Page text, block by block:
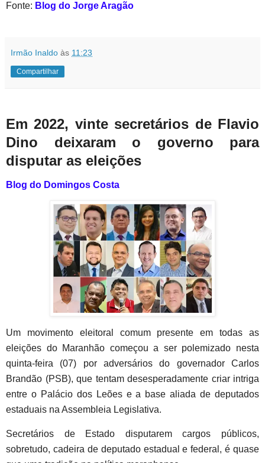
Fonte: Blog do Jorge Aragão
Irmão Inaldo às 11:23
Compartilhar
Em 2022, vinte secretários de Flavio
Dino deixaram o governo para
disputar as eleições
Blog do Domingos Costa
Um movimento eleitoral comum presente em todas as
eleições do Maranhão começou a ser polemizado nesta
quinta-feira (07) por adversários do governador Carlos
Brandão (PSB), que tentam desesperadamente criar intriga
entre o Palácio dos Leões e a base aliada de deputados
estaduais na Assembleia Legislativa.
Secretários de Estado disputarem cargos públicos,
sobretudo, cadeira de deputado estadual e federal, é quase